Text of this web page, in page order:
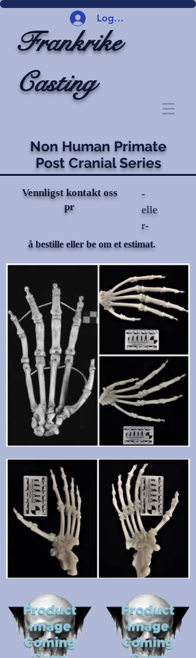
Logg inn
Frankrike
Casting
Non Human Primate
Post Cranial Series
Vennligst kontakt oss
pr
-
elle
r-
å bestille eller be om et estimat.